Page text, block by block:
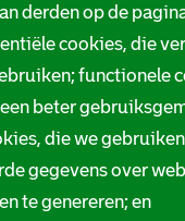
derden op de
cookies, die
functionele
beter
die we
gegevens over
te genereren; en